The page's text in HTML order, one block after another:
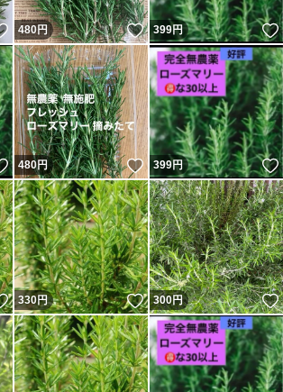
いいね！
480円 いいね！
399円
いいね！
480円 いいね！
399円
いいね！
330円 いいね！
300円